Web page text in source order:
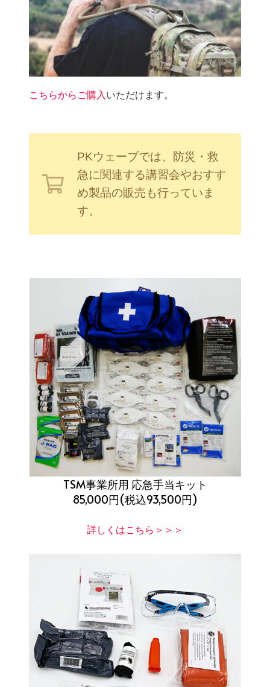
こちらからご購入 いただけます。
PKウェーブでは、防災・救
急に関連する講習会やおすす
め製品の販売も行っていま
す。
TSM事業所用 応急手当キット
85,000円(税込93,500円)
詳しくはこちら＞＞＞